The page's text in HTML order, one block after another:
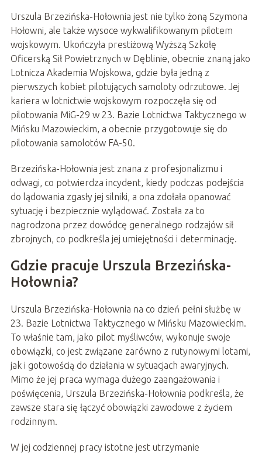
Urszula Brzezińska-Hołownia jest nie tylko żoną Szymona
Hołowni, ale także wysoce wykwalifikowanym pilotem
wojskowym. Ukończyła prestiżową Wyższą Szkołę
Oficerską Sił Powietrznych w Dęblinie, obecnie znaną jako
Lotnicza Akademia Wojskowa, gdzie była jedną z
pierwszych kobiet pilotujących samoloty odrzutowe. Jej
kariera w lotnictwie wojskowym rozpoczęła się od
pilotowania MiG-29 w 23. Bazie Lotnictwa Taktycznego w
Mińsku Mazowieckim, a obecnie przygotowuje się do
pilotowania samolotów FA-50.
Brzezińska-Hołownia jest znana z profesjonalizmu i
odwagi, co potwierdza incydent, kiedy podczas podejścia
do lądowania zgasły jej silniki, a ona zdołała opanować
sytuację i bezpiecznie wylądować. Została za to
nagrodzona przez dowódcę generalnego rodzajów sił
zbrojnych, co podkreśla jej umiejętności i determinację.
Gdzie pracuje Urszula Brzezińska-
Hołownia?
Urszula Brzezińska-Hołownia na co dzień pełni służbę w
23. Bazie Lotnictwa Taktycznego w Mińsku Mazowieckim.
To właśnie tam, jako pilot myśliwców, wykonuje swoje
obowiązki, co jest związane zarówno z rutynowymi lotami,
jak i gotowością do działania w sytuacjach awaryjnych.
Mimo że jej praca wymaga dużego zaangażowania i
poświęcenia, Urszula Brzezińska-Hołownia podkreśla, że
zawsze stara się łączyć obowiązki zawodowe z życiem
rodzinnym.
W jej codziennej pracy istotne jest utrzymanie